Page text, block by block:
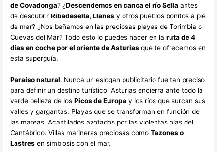
de Covadonga? ¿Descendemos en canoa el río Sella antes
de descubrirRibadesella, Llanes y otros pueblos bonitos a pie
de mar? ¿Nos bañamos en las preciosas playas de Torimbia o
Cuevas del Mar? Todo esto lo puedes hacer en laruta de 4
días en coche por el oriente de Asturias que te ofrecemos en
esta superguía.
Paraíso natural. Nunca un eslogan publicitario fue tan preciso
para definir un destino turístico. Asturias encierra ante todo la
verde belleza de losPicos de Europa y los ríos que surcan sus
valles y gargantas. Playas que se transforman en función de
las mareas. Acantilados azotados por las violentas olas del
Cantábrico. Villas marineras preciosas comoTazones o
Lastres en simbiosis con el mar.